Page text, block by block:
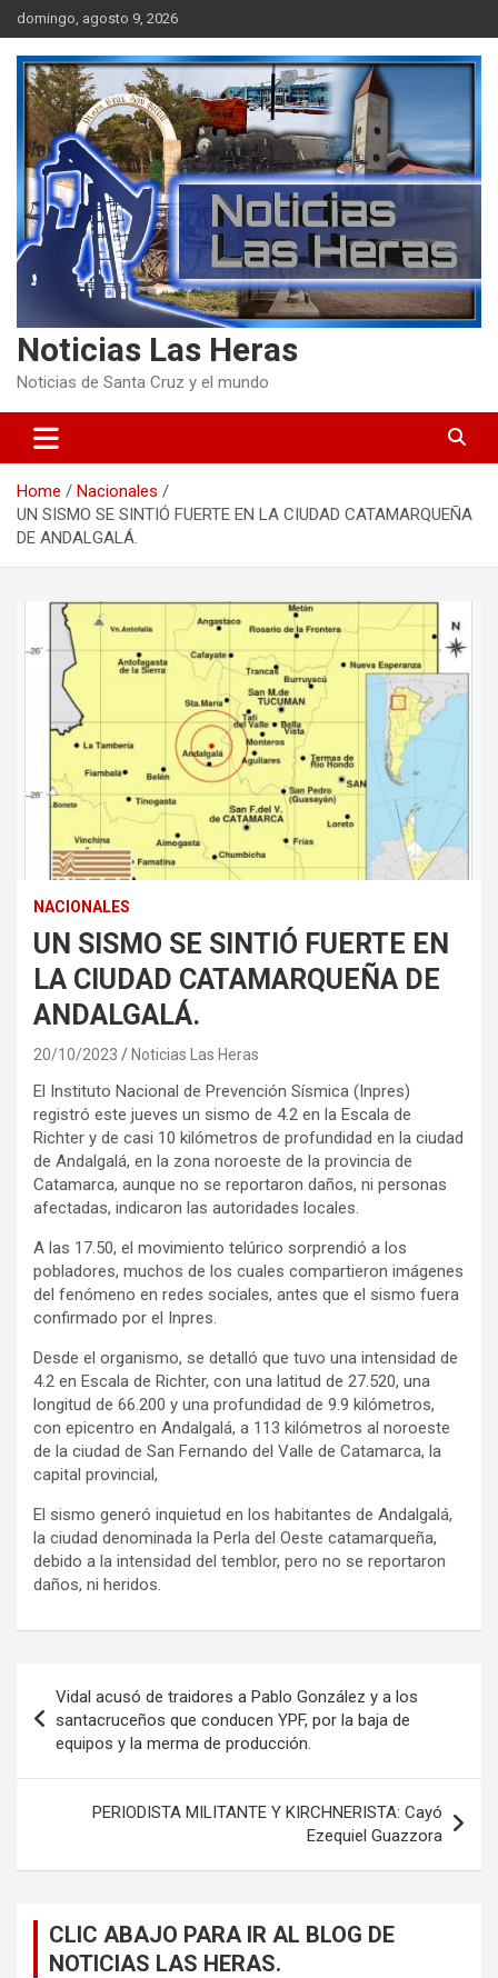
Skip
to
content
domingo, agosto 9, 2026
Noticias Las Heras
Noticias de Santa Cruz y el mundo
Home
Nacionales
UN SISMO SE SINTIÓ FUERTE EN LA CIUDAD CATAMARQUEÑA
DE ANDALGALÁ.
NACIONALES
UN SISMO SE SINTIÓ FUERTE EN
LA CIUDAD CATAMARQUEÑA DE
ANDALGALÁ.
20/10/2023 Noticias Las Heras
El Instituto Nacional de Prevención Sísmica (Inpres)
registró este jueves un sismo de 4.2 en la Escala de
Richter y de casi 10 kilómetros de profundidad en la ciudad
de Andalgalá, en la zona noroeste de la provincia de
Catamarca, aunque no se reportaron daños, ni personas
afectadas, indicaron las autoridades locales.
A las 17.50, el movimiento telúrico sorprendió a los
pobladores, muchos de los cuales compartieron imágenes
del fenómeno en redes sociales, antes que el sismo fuera
confirmado por el Inpres.
Desde el organismo, se detalló que tuvo una intensidad de
4.2 en Escala de Richter, con una latitud de 27.520, una
longitud de 66.200 y una profundidad de 9.9 kilómetros,
con epicentro en Andalgalá, a 113 kilómetros al noroeste
de la ciudad de San Fernando del Valle de Catamarca, la
capital provincial,
El sismo generó inquietud en los habitantes de Andalgalá,
la ciudad denominada la Perla del Oeste catamarqueña,
debido a la intensidad del temblor, pero no se reportaron
daños, ni heridos.
de
entradas
Vidal acusó de traidores a Pablo González y a los
santacruceños que conducen YPF, por la baja de
equipos y la merma de producción.
PERIODISTA MILITANTE Y KIRCHNERISTA: Cayó
Ezequiel Guazzora
CLIC ABAJO PARA IR AL BLOG DE
NOTICIAS LAS HERAS.